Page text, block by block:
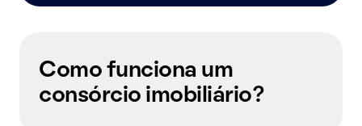
Como funciona um
consórcio imobiliário?